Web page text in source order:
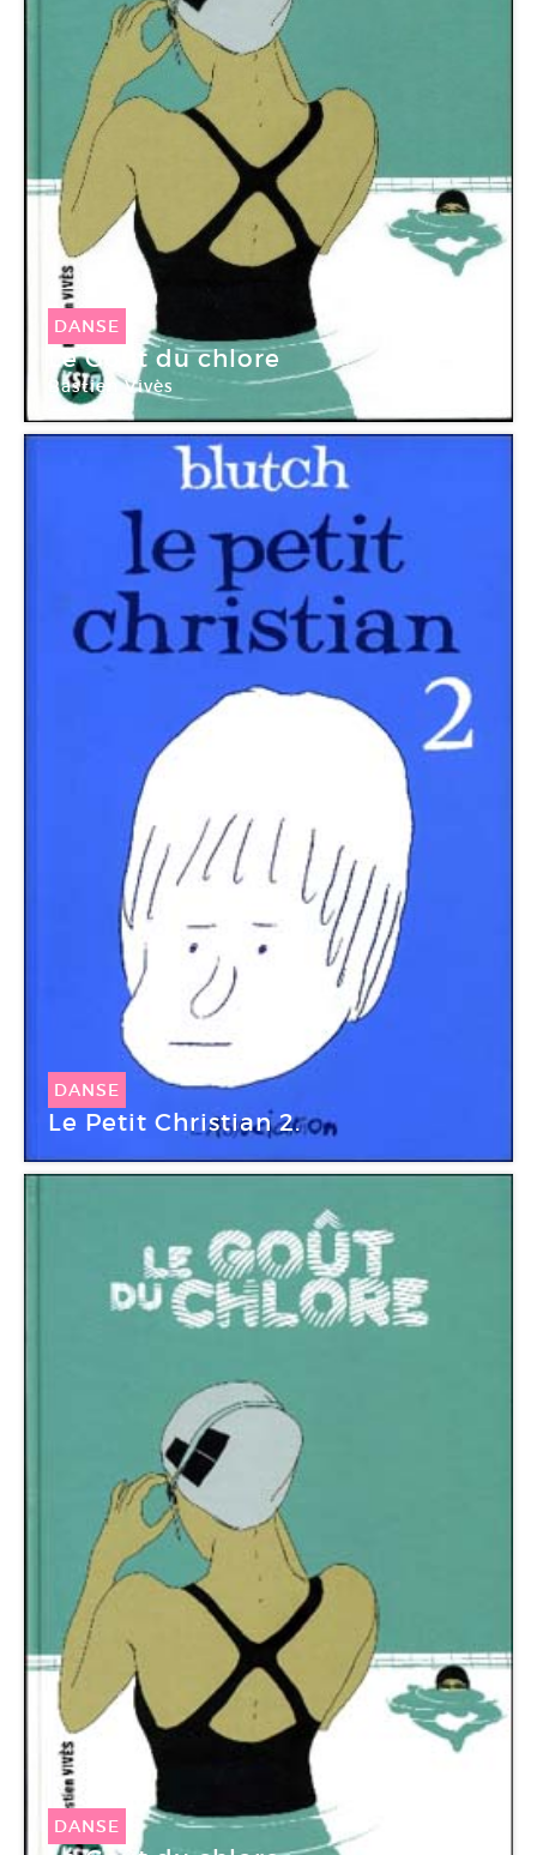
DANSE
Le Goût du chlore
Bastien Vivès
DANSE
Le Petit Christian 2.
DANSE